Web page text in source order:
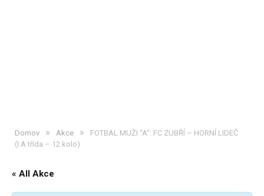
Domov » Akce »
FOTBAL MUŽI “A”: FC ZUBŘÍ – HORNÍ LIDEČ
(I.A třída – 12.kolo)
« All Akce